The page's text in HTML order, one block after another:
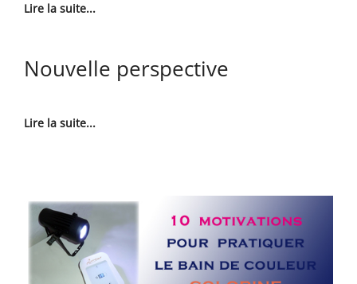
Lire la suite...
Nouvelle perspective
Lire la suite...